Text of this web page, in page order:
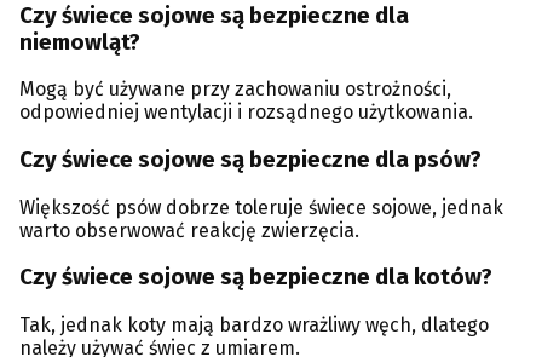
Czy świece sojowe są bezpieczne dla
niemowląt?
Mogą być używane przy zachowaniu ostrożności,
odpowiedniej wentylacji i rozsądnego użytkowania.
Czy świece sojowe są bezpieczne dla psów?
Większość psów dobrze toleruje świece sojowe, jednak
warto obserwować reakcję zwierzęcia.
Czy świece sojowe są bezpieczne dla kotów?
Tak, jednak koty mają bardzo wrażliwy węch, dlatego
należy używać świec z umiarem.